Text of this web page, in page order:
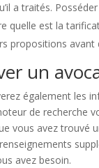
a traités.
quelle est la
propositions avant
un
également les
de recherche
vous avez
avez besoin.